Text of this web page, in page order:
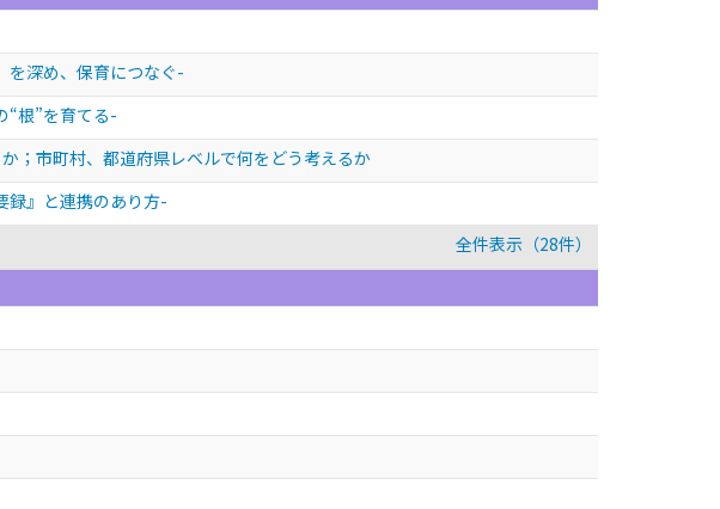
深め、保育につなぐ-
“根”を育てる-
；市町村、都道府県レベルで何をどう考えるか
』と連携のあり方-
全件表示（28件）